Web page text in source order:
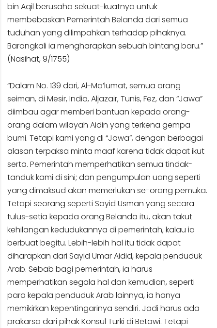
bin Aqil berusaha sekuat-kuatnya untuk
membebaskan Pemerintah Belanda dari semua
tuduhan yang dilimpahkan terhadap pihaknya.
Barangkali ia mengharapkan sebuah bintang baru.”
(Nasihat, 9/1755)
“Dalam No. 139 dari, Al-Ma’lumat, semua orang
seiman, di Mesir, India, Aljazair, Tunis, Fez, dan “Jawa”
diimbau agar memberi bantuan kepada orang-
orang dalam wilayah Aidin yang terkena gempa
bumi. Tetapi kami yang di “Jawa”, dengan berbagai
alasan terpaksa minta maaf karena tidak dapat ikut
serta. Pemerintah memperhatikan semua tindak-
tanduk kami di sini; dan pengumpulan uang seperti
yang dimaksud akan memerlukan se-orang pemuka.
Tetapi seorang seperti Sayid Usman yang secara
tulus-setia kepada orang Belanda itu, akan takut
kehilangan kedudukannya di pemerintah, kalau ia
berbuat begitu. Lebih-lebih hal itu tidak dapat
diharapkan dari Sayid Umar Aidid, kepala penduduk
Arab. Sebab bagi pemerintah, ia harus
memperhatikan segala hal dan kemudian, seperti
para kepala penduduk Arab lainnya, ia hanya
memikirkan kepentingarinya sendiri. Jadi harus ada
prakarsa dari pihak Konsul Turki di Betawi. Tetapi